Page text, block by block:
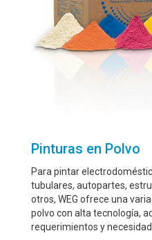
Pinturas en Polvo
Para pintar
tubulares, autopartes,
otros, WEG ofrece una
polvo con alta tecnología,
requerimientos y